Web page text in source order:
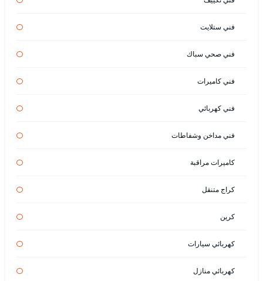
فني ستلايت
فني صحي سباك
فني كاميرات
فني كهربائي
فني مداخن وشفاطات
كاميرات مراقبة
كراج متنقل
كرين
كهربائي سيارات
كهربائي منازل